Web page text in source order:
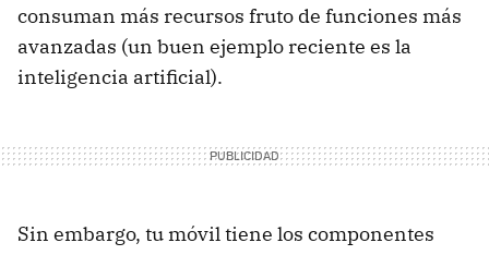
consuman más recursos fruto de funciones más
avanzadas (un buen ejemplo reciente es la
inteligencia artificial).
Sin embargo, tu móvil tiene los componentes